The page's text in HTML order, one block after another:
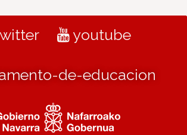
youtube
de-educacion